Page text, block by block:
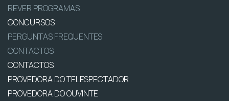
REVER PROGRAMAS
CONCURSOS
PERGUNTAS FREQUENTES
CONTACTOS
CONTACTOS
PROVEDORA DO TELESPECTADOR
PROVEDORA DO OUVINTE